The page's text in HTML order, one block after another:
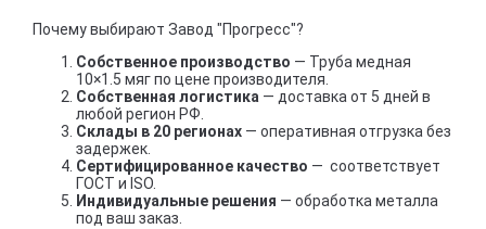
Почему выбирают Завод "Прогресс"?
Собственное производство — Труба медная
10×1.5 мяг по цене производителя.
Собственная логистика — доставка от 5 дней в
любой регион РФ.
Склады в 20 регионах — оперативная отгрузка без
задержек.
Сертифицированное качество — соответствует
ГОСТ и ISO.
Индивидуальные решения — обработка металла
под ваш заказ.